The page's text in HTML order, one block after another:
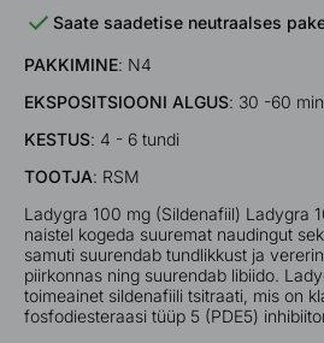
Saate saadetise neutraalses
PAKKIMINE: N4
EKSPOSITSIOONI ALGUS: 30 -60
KESTUS: 4 - 6 tundi
TOOTJA: RSM
Ladygra 100 mg (Sildenafiil) Ladygra
naistel kogeda suuremat naudingut
samuti suurendab tundlikkust ja
piirkonnas ning suurendab libiido.
toimeainet sildenafiili tsitraati, mis on
fosfodiesteraasi tüüp 5 (PDE5)